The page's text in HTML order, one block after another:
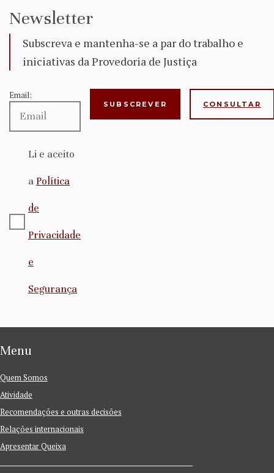
Newsletter
Subscreva e mantenha-se a par do trabalho e
iniciativas da Provedoria de Justiça
Email:
Li e aceito
a Política
de
Privacidade
e
Segurança
CONSULTAR
Menu
Quem Somos
Atividade
Recomendações e outras decisões
Relações internacionais
Apresentar Queixa